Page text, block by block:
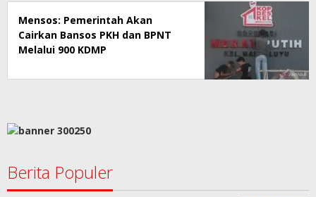
Mensos: Pemerintah Akan
Cairkan Bansos PKH dan BPNT
Melalui 900 KDMP
Berita Populer